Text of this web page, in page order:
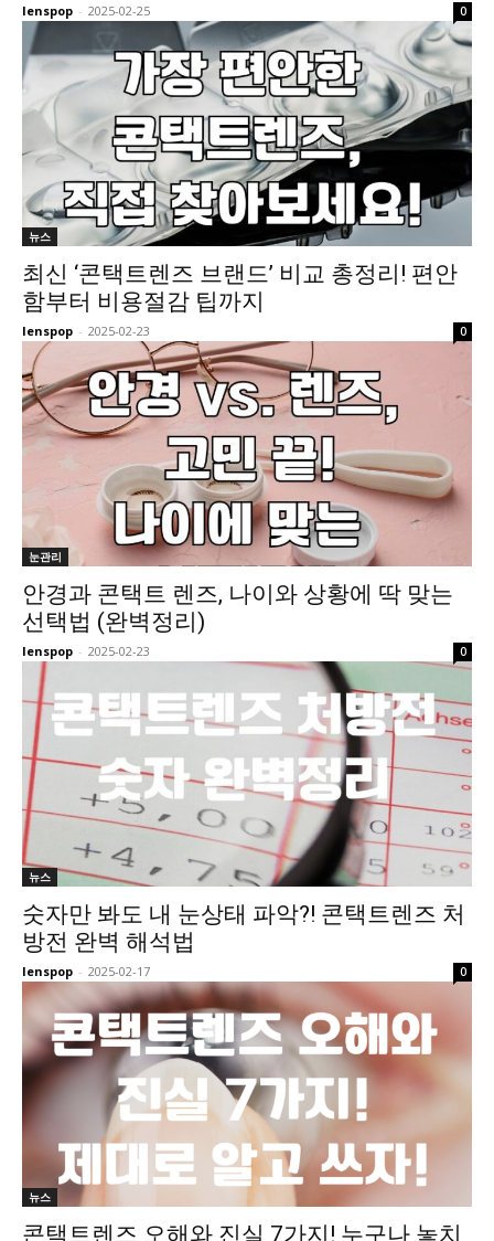
lenspop - 2025-02-25 0
뉴스
최신 ‘콘택트렌즈 브랜드’ 비교 총정리! 편안
함부터 비용절감 팁까지
lenspop - 2025-02-23 0
눈관리
안경과 콘택트 렌즈, 나이와 상황에 딱 맞는
선택법 (완벽정리)
lenspop - 2025-02-23 0
뉴스
숫자만 봐도 내 눈상태 파악?! 콘택트렌즈 처
방전 완벽 해석법
lenspop - 2025-02-17 0
뉴스
콘택트렌즈 오해와 진실 7가지! 누구나 놓치